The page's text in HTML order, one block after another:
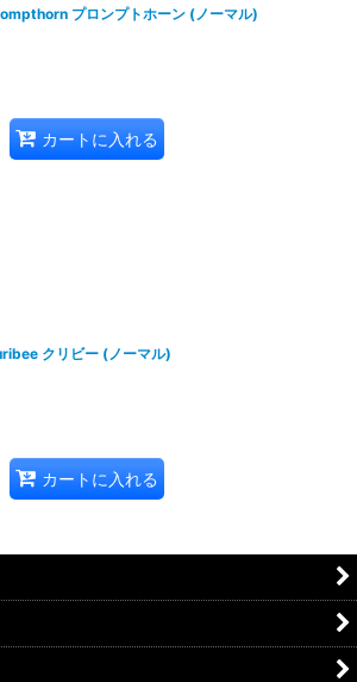
プロンプトホーン (ノーマル)
カートに入れる
クリビー (ノーマル)
カートに入れる